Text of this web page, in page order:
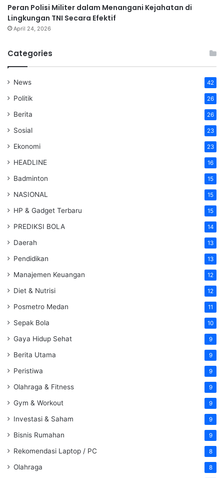
Peran Polisi Militer dalam Menangani Kejahatan di
Lingkungan TNI Secara Efektif
April 24, 2026
Categories
News 42
Politik 26
Berita 26
Sosial 23
Ekonomi 23
HEADLINE 16
Badminton 15
NASIONAL 15
HP & Gadget Terbaru 15
PREDIKSI BOLA 14
Daerah 13
Pendidikan 13
Manajemen Keuangan 12
Diet & Nutrisi 12
Posmetro Medan 11
Sepak Bola 10
Gaya Hidup Sehat 9
Berita Utama 9
Peristiwa 9
Olahraga & Fitness 9
Gym & Workout 9
Investasi & Saham 9
Bisnis Rumahan 9
Rekomendasi Laptop / PC 8
Olahraga 8